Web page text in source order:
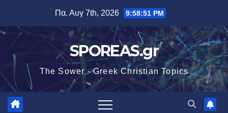
περιεχόμενο
Πα. Αυγ 7th, 2026 9:58:51 PM
SPOREAS.gr
The Sower - Greek Christian Topics